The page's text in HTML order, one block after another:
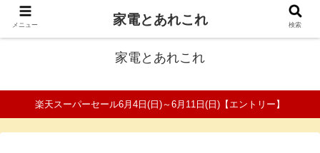
ファミリーの家電口コミ＆比較サイト
家電とあれこれ
楽天スーパーセール6月4日(日)～6月11日(日)【エントリー】
メニュー 家電とあれこれ 検索